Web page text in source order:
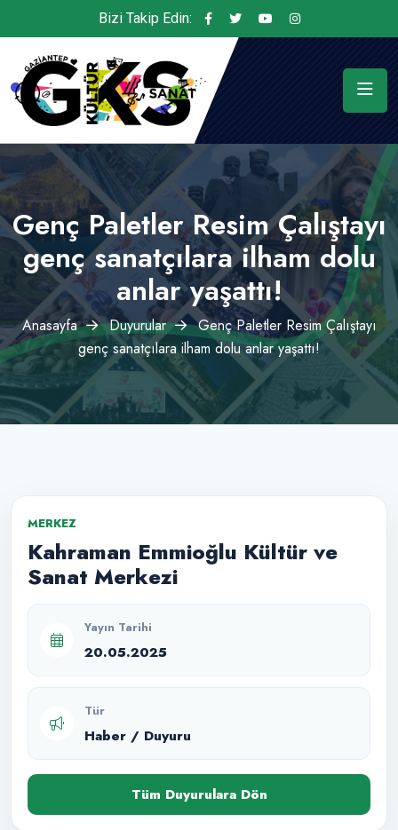
Bizi Takip Edin:
Genç Paletler Resim Çalıştayı
genç sanatçılara ilham dolu
anlar yaşattı!
Anasayfa Duyurular
Genç Paletler Resim Çalıştayı
genç sanatçılara ilham dolu anlar yaşattı!
MERKEZ
Kahraman Emmioğlu Kültür ve
Sanat Merkezi
Yayın Tarihi
20.05.2025
Tür
Haber / Duyuru
Tüm Duyurulara Dön